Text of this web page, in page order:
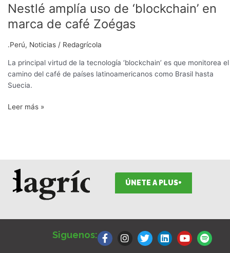
Nestlé amplía uso de ‘blockchain’ en
marca de café Zoégas
.Perú, Noticias / Redagrícola
La principal virtud de la tecnología ‘blockchain’ es que monitorea el
camino del café de países latinoamericanos como Brasil hasta
Suecia.
Leer más »
ÚNETE A PLUS+
Siguenos:
a
c
n
s
w
i
i
n
o
u
p
o